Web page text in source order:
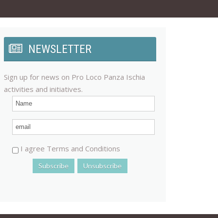
NEWSLETTER
Sign up for news on Pro Loco Panza Ischia
activities and initiatives.
I agree Terms and Conditions